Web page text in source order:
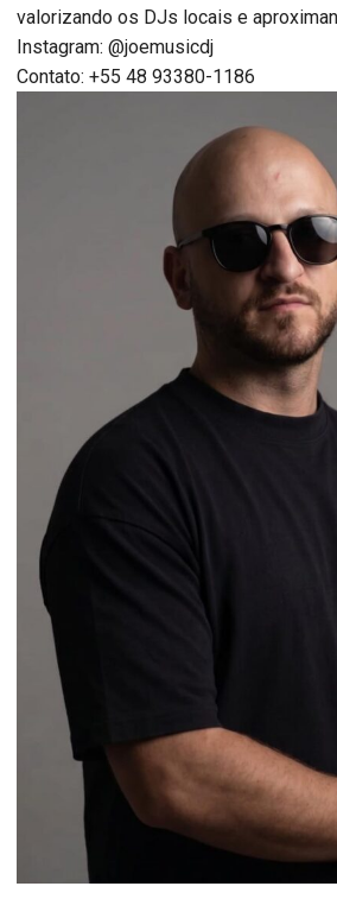
valorizando os DJs locais e
Instagram: @joemusicdj
Contato: +55 48 93380-1186